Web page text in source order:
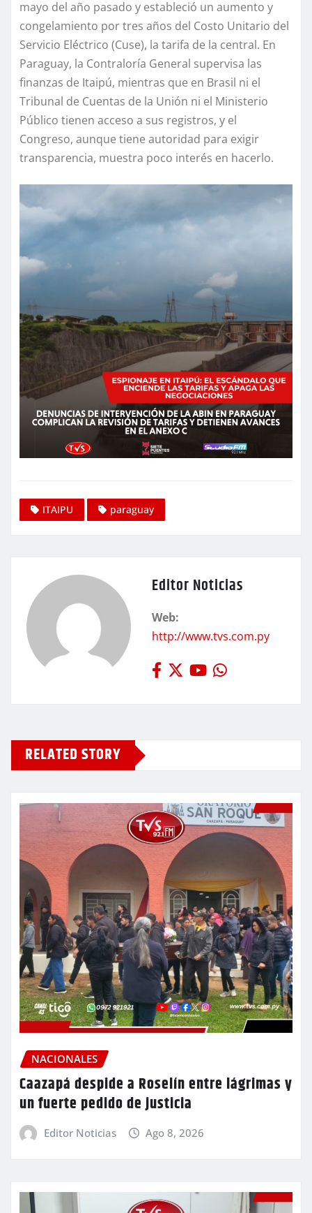
mayo del año pasado y estableció un aumento y
congelamiento por tres años del Costo Unitario del
Servicio Eléctrico (Cuse), la tarifa de la central. En
Paraguay, la Contraloría General supervisa las
finanzas de Itaipú, mientras que en Brasil ni el
Tribunal de Cuentas de la Unión ni el Ministerio
Público tienen acceso a sus registros, y el
Congreso, aunque tiene autoridad para exigir
transparencia, muestra poco interés en hacerlo.
ITAIPU paraguay
Editor Noticias
Web:
http://www.tvs.com.py
RELATED STORY
NACIONALES
Caazapá despide a Roselín entre lágrimas y
un fuerte pedido de justicia
Editor Noticias Ago 8, 2026